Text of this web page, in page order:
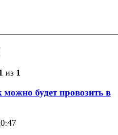
из 1
будет провозить в